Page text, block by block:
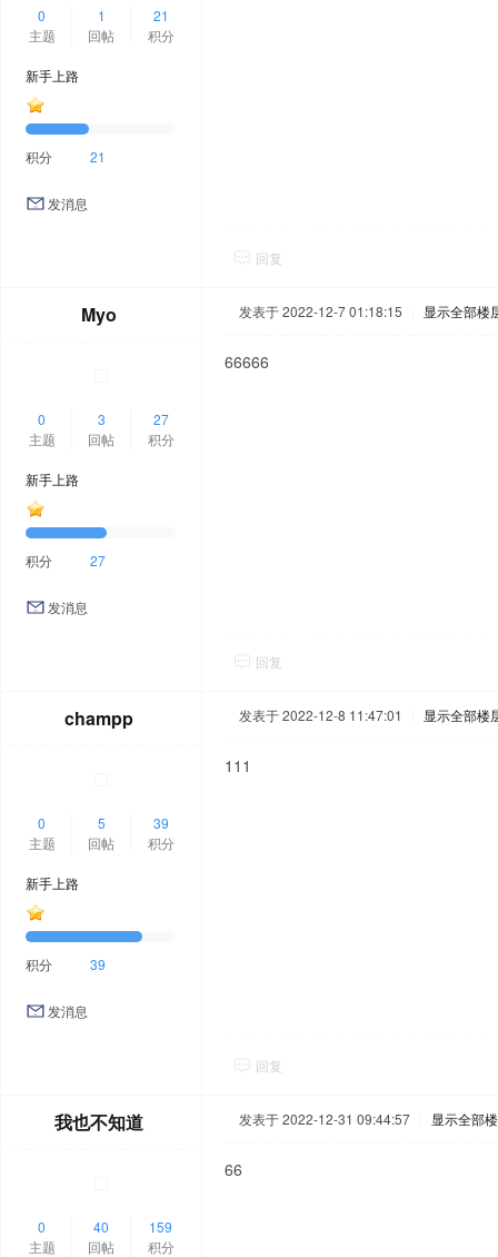
0
主题
1
回帖
21
积分
新手上路
积分 21
发消息
回复
Myo
0
主题
3
回帖
27
积分
新手上路
积分 27
发消息
发表于 2022-12-7 01:18:15 显示全部楼
66666
回复
champp
0
主题
5
回帖
39
积分
新手上路
积分 39
发消息
发表于 2022-12-8 11:47:01 显示全部楼
111
回复
我也不知道
0
主题
40
回帖
159
积分
发表于 2022-12-31 09:44:57 显示全部
66